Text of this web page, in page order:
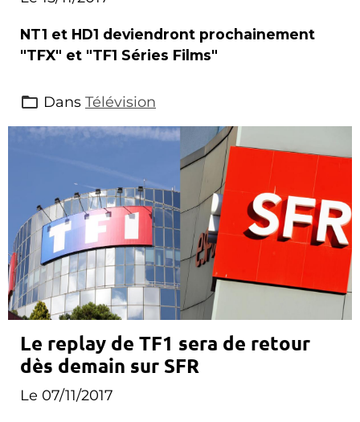
NT1 et HD1 deviendront prochainement
"TFX" et "TF1 Séries Films"
Dans Télévision
Le replay de TF1 sera de retour
dès demain sur SFR
Le 07/11/2017